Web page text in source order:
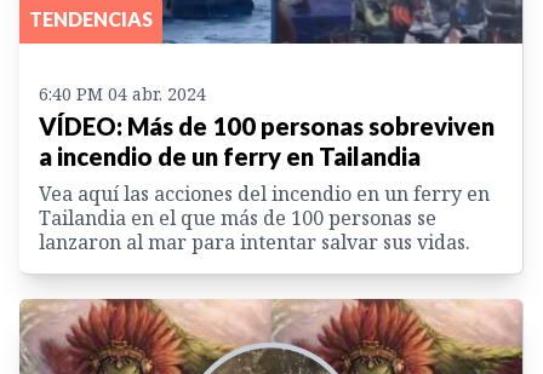
TENDENCIAS
6:40 PM 04 abr. 2024
VÍDEO: Más de 100 personas sobreviven
a incendio de un ferry en Tailandia
Vea aquí las acciones del incendio en un ferry en
Tailandia en el que más de 100 personas se
lanzaron al mar para intentar salvar sus vidas.